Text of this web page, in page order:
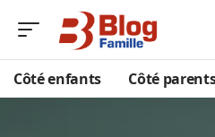
Côté enfants Côté